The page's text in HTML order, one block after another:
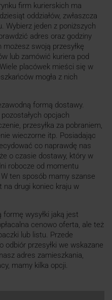
firm kurierskich ma
oddziałów, zwłaszcza
Wybierz jeden z poniższych
adres oraz godziny
swoją przesyłkę
lub zamówić kuriera pod
placówek mieści się w
mogła z nich
formą dostawy.
opcjach
przesyłka za pobraniem,
wieczorne itp. Posiadając
co naprawdę nas
o czasie dostawy, który w
robocze od momentu
ten sposób mamy szanse
na drugi koniec kraju w
wysyłki jaką jest
cenowo oferta, ale też
lub listu. Przede
odbiór przesyłki we wskazane
adres zamieszkania,
mamy kilka opcji.